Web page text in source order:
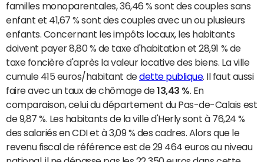
familles monoparentales, 36,46 % sont des couples sans
enfant et 41,67 % sont des couples avec un ou plusieurs
enfants. Concernant les impôts locaux, les habitants
doivent payer 8,80 % de taxe d'habitation et 28,91 % de
taxe foncière d'après la valeur locative des biens. La ville
cumule 415 euros/habitant dedette publique. Il faut aussi
faire avec un taux de chômage de13,43 % . En
comparaison, celui du département du Pas-de-Calais est
de 9,87 %. Les habitants de la ville d'Herly sont à 76,24 %
des salariés en CDI et à 3,09 % des cadres. Alors que le
revenu fiscal de référence est de 29 464 euros au niveau